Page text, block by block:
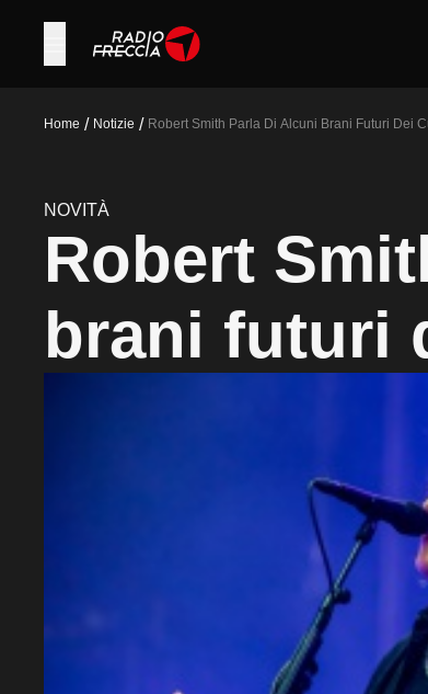
Home / Notizie / Robert Smith Parla Di Alcuni Brani Futuri Dei
NOVITÀ
Robert
brani futuri